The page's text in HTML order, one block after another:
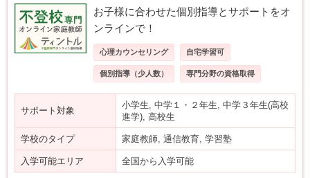
お子様に合わせた個別指導とサポートをオ
ンラインで！
心理カウンセリング 自宅学習可
個別指導（少人数） 専門分野の資格取得
サポート対象
小学生, 中学１・２年生, 中学３年生(高校
進学), 高校生
学校のタイプ 家庭教師, 通信教育, 学習塾
入学可能エリア 全国から入学可能